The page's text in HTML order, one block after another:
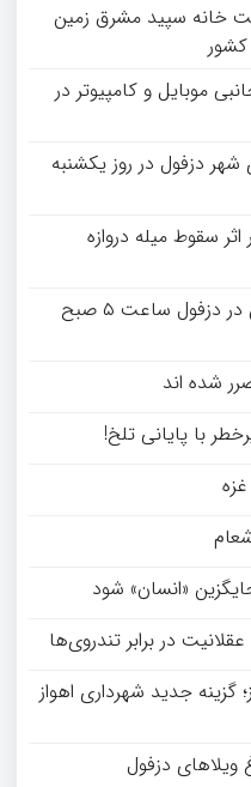
خانه سپید مشرق زمین
موبایل و کامپیوتر در
دزفول در روز یکشنبه
سقوط میله دروازه
راهپیمایی حرم تا حرم اربعین در دزفول ساعت ۵ صبح
شده اند
با پایانی تلخ!
«انسان» شود
در برابر تندروی‌ها
گزینه جدید شهرداری اهواز
ویلاهای دزفول